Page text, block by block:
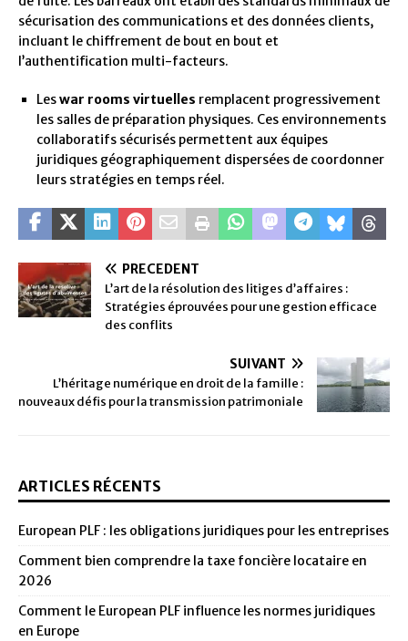
sécurisation des communications et des données clients,
incluant le chiffrement de bout en bout et
l’authentification multi-facteurs.
Leswar rooms virtuelles remplacent progressivement
les salles de préparation physiques. Ces environnements
collaboratifs sécurisés permettent aux équipes
juridiques géographiquement dispersées de coordonner
leurs stratégies en temps réel.
PRÉCÉDENT
L’art de la résolution des litiges d’affaires :
Stratégies éprouvées pour une gestion efficace
des conflits
SUIVANT
L’héritage numérique en droit de la famille :
nouveaux défis pour la transmission patrimoniale
ARTICLES RÉCENTS
European PLF : les obligations juridiques pour les entreprises
Comment bien comprendre la taxe foncière locataire en
2026
Comment le European PLF influence les normes juridiques
en Europe